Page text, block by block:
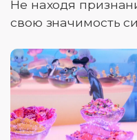
Не находя
свою значимость